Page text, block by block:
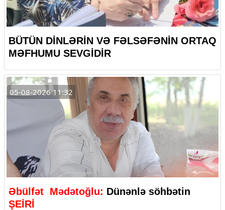
BÜTÜN DİNLƏRİN VƏ FƏLSƏFƏNİN ORTAQ
MƏFHUMU SEVGİDİR
05-08-2026 11:32
Əbülfət Mədətoğlu: Dünənlə söhbətin
ŞEİRİ